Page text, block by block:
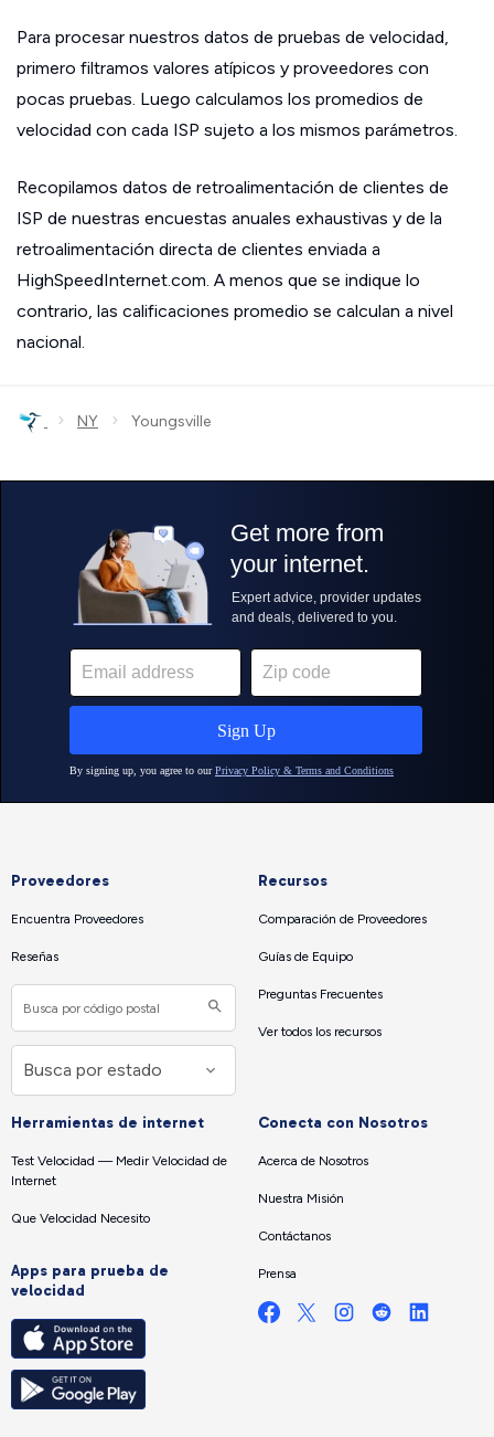
Para procesar nuestros datos de pruebas de velocidad,
primero filtramos valores atípicos y proveedores con
pocas pruebas. Luego calculamos los promedios de
velocidad con cada ISP sujeto a los mismos parámetros.
Recopilamos datos de retroalimentación de clientes de
ISP de nuestras encuestas anuales exhaustivas y de la
retroalimentación directa de clientes enviada a
HighSpeedInternet.com. A menos que se indique lo
contrario, las calificaciones promedio se calculan a nivel
nacional.
› NY › Youngsville
Proveedores
Encuentra Proveedores
Reseñas
Recursos
Comparación de Proveedores
Guías de Equipo
Preguntas Frecuentes
Ver todos los recursos
Herramientas de internet
Test Velocidad — Medir Velocidad de
Internet
Que Velocidad Necesito
Apps para prueba de
velocidad
Conecta con Nosotros
Acerca de Nosotros
Nuestra Misión
Contáctanos
Prensa